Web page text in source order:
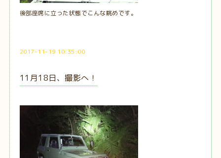
後部座席に立った状態でこんな眺めです。
2017-11-19 10:35:00
11月18日、撮影へ！